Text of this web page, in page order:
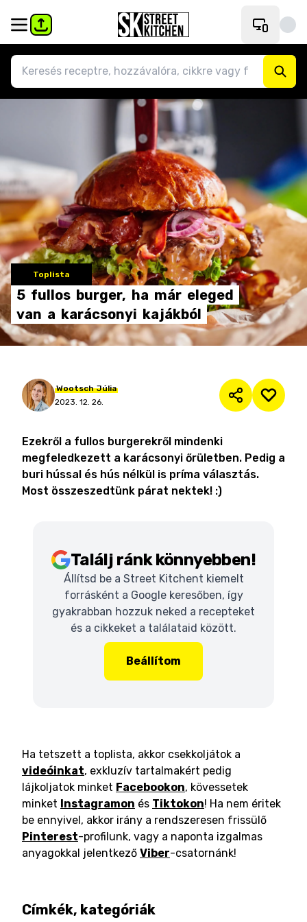
Toplista
5 fullos burger, ha már eleged
van a karácsonyi kajákból
Wootsch Júlia
2023. 12. 26.
Ezekről a fullos burgerekről mindenki
megfeledkezett a karácsonyi őrületben. Pedig a
buri hússal és hús nélkül is príma választás.
Most összeszedtünk párat nektek! :)
Találj ránk könnyebben!
Állítsd be a Street Kitchent kiemelt
forrásként a Google keresőben, így
gyakrabban hozzuk neked a recepteket
és a cikkeket a találataid között.
Beállítom
Ha tetszett a toplista, akkor csekkoljátok a
videóinkat, exkluzív tartalmakért pedig
lájkoljatok minket Facebookon, kövessetek
minket Instagramon és Tiktokon! Ha nem éritek
be ennyivel, akkor irány a rendszeresen frissülő
Pinterest-profilunk, vagy a naponta izgalmas
anyagokkal jelentkező Viber-csatornánk!
Címkék, kategóriák